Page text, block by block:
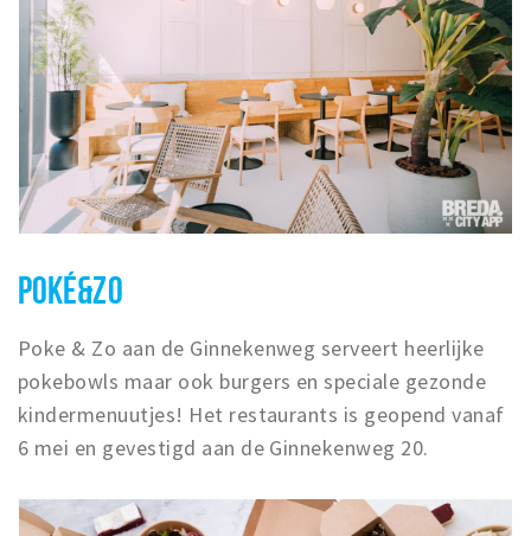
POKÉ&ZO
Poke & Zo aan de Ginnekenweg serveert heerlijke
pokebowls maar ook burgers en speciale gezonde
kindermenuutjes! Het restaurants is geopend vanaf
6 mei en gevestigd aan de Ginnekenweg 20.